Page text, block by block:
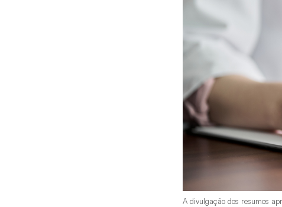
A divulgação dos resumos